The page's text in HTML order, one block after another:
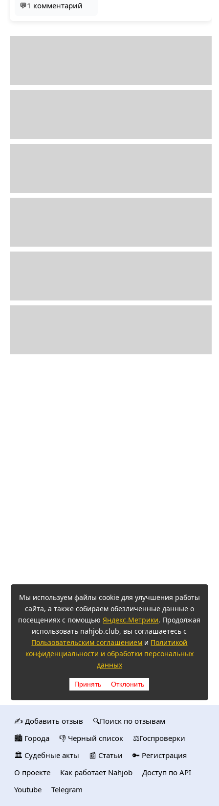
💬1 комментарий
Мы используем файлы cookie для улучшения работы
сайта, а также собираем обезличенные данные о
посещениях с помощьюЯндекс.Метрики. Продолжая
использовать nahjob.club, вы соглашаетесь с
Пользовательским соглашением и Политикой
конфиденциальности и обработки персональных
данных
Принять Отклонить
✍️ Добавить отзыв
🔍Поиск по отзывам
🏙️ Городa
👎 Черный список
⚖️Госпроверки
🏛️ Судебные акты
📰 Статьи
🔑 Регистрация
О проекте
Как работает Nahjob
Доступ по API
Youtube
Telegram